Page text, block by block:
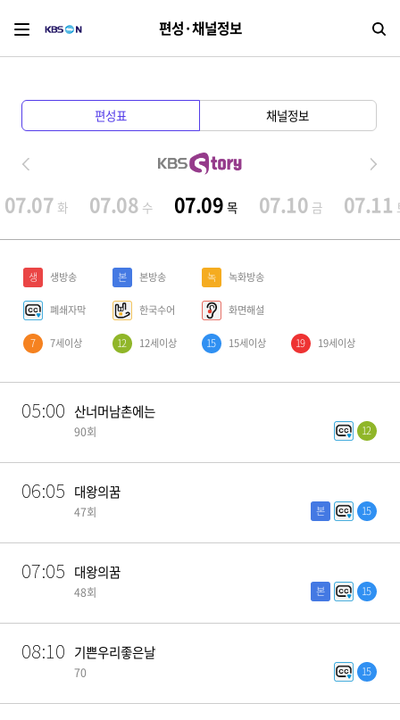
편성·채널정보 검
편성표 채널정보
07.07 화 07.08 수 07.09 목 07.10 금 07.11
생 생방송 본 본방송 녹 녹화방송
폐쇄자막 한국수어 화면해설
7 7세이상 12 12세이상 15 15세이상 19 19세이상
05:00 산너머남촌에는
90회 12
06:05 대왕의꿈
47회 본 15
07:05 대왕의꿈
48회 본 15
08:10 기쁜우리좋은날
70 15